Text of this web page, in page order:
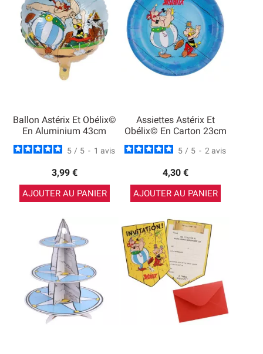
Ballon Astérix Et Obélix©
En Aluminium 43cm
5 / 5 - 1 avis
3,99 €
AJOUTER AU PANIER
Assiettes Astérix Et
Obélix© En Carton 23cm
5 / 5 - 2 avis
4,30 €
AJOUTER AU PANIER